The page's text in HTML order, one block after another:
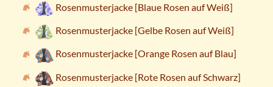
Rosenmusterjacke [Blaue Rosen auf Weiß]
Rosenmusterjacke [Gelbe Rosen auf Weiß]
Rosenmusterjacke [Orange Rosen auf Blau]
Rosenmusterjacke [Rote Rosen auf Schwarz]